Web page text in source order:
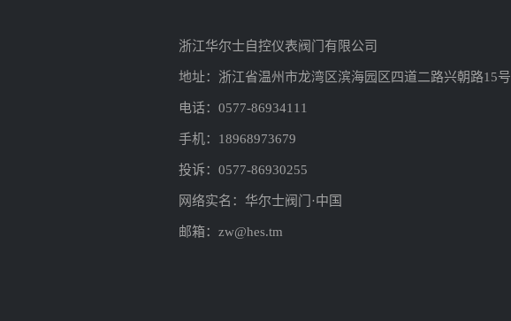
浙江华尔士自控仪表阀门有限公司
地址：浙江省温州市龙湾区滨海园区四道二路兴朝路15号
电话：0577-86934111
手机：18968973679
投诉：0577-86930255
网络实名：华尔士阀门·中国
邮箱：zw@hes.tm